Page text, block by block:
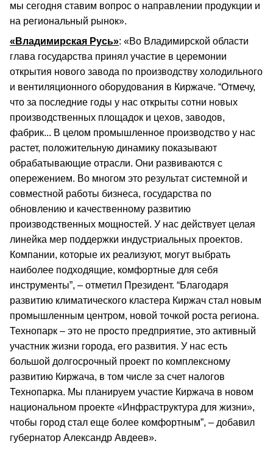
мы сегодня ставим вопрос о направлении продукции и
на региональный рынок».
«Владимирская Русь»: «Во Владимирской области
глава государства принял участие в церемонии
открытия нового завода по производству холодильного
и вентиляционного оборудования в Киржаче. “Отмечу,
что за последние годы у нас открыты сотни новых
производственных площадок и цехов, заводов,
фабрик... В целом промышленное производство у нас
растет, положительную динамику показывают
обрабатывающие отрасли. Они развиваются с
опережением. Во многом это результат системной и
совместной работы бизнеса, государства по
обновлению и качественному развитию
производственных мощностей. У нас действует целая
линейка мер поддержки индустриальных проектов.
Компании, которые их реализуют, могут выбрать
наиболее подходящие, комфортные для себя
инструменты”, – отметил Президент. “Благодаря
развитию климатического кластера Киржач стал новым
промышленным центром, новой точкой роста региона.
Технопарк – это не просто предприятие, это активный
участник жизни города, его развития. У нас есть
большой долгосрочный проект по комплексному
развитию Киржача, в том числе за счет налогов
Технопарка. Мы планируем участие Киржача в новом
национальном проекте «Инфраструктура для жизни»,
чтобы город стал еще более комфортным”, – добавил
губернатор Александр Авдеев».